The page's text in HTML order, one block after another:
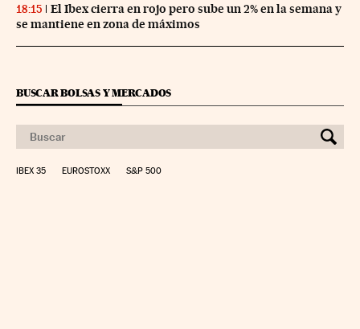
18:15
El Ibex cierra en rojo pero sube un 2% en la semana y
se mantiene en zona de máximos
BUSCAR BOLSAS Y MERCADOS
IBEX 35 EUROSTOXX S&P 500